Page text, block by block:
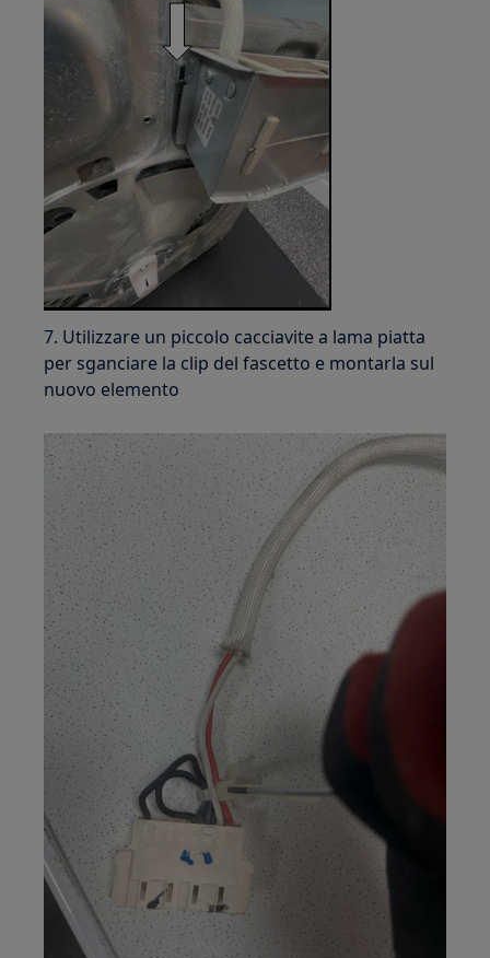
7. Utilizzare un piccolo cacciavite a lama piatta
per sganciare la clip del fascetto e montarla sul
nuovo elemento